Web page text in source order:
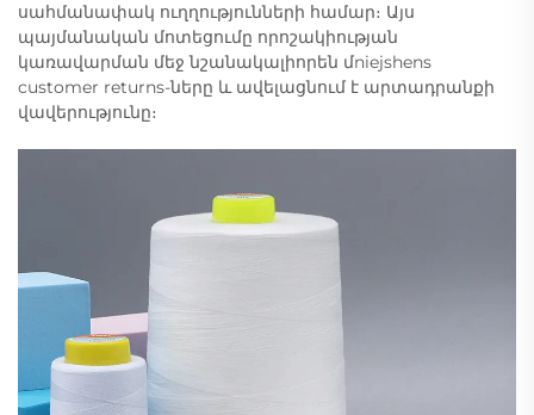
սահմանափակ ուղղությունների համար։ Այս
պայմանական մոտեցումը որոշակիության
կառավարման մեջ նշանակալիորեն մniejshens
customer returns-ները և ավելացնում է արտադրանքի
վավերությունը։